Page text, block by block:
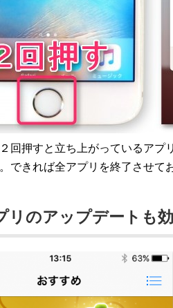
回押すと立ち上がっているアプ
できれば全アプリを終了させて
リのアップデートも